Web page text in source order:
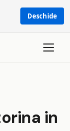
Deschide
in